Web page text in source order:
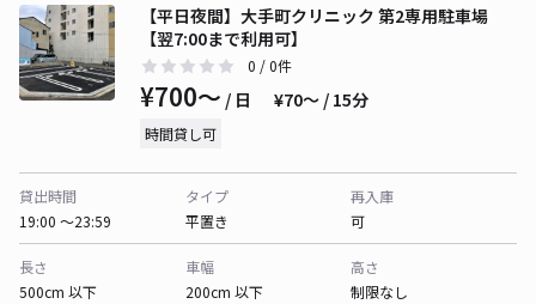
【平日夜間】大手町クリニック 第2専用駐車場
【翌7:00まで利用可】
0 / 0件
¥700〜 / 日 ¥70〜 / 15分
時間貸し可
貸出時間
19:00 〜23:59
タイプ
平置き
再入庫
可
長さ
500cm 以下
車幅
200cm 以下
高さ
制限なし